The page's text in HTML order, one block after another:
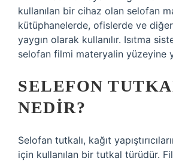
kullanılan bir cihaz olan selofan
kütüphanelerde, ofislerde ve
yaygın olarak kullanılır. Isıtma
selofan filmi materyalin yüzeyine
SELEFON
NEDIR?
Selofan tutkalı, kağıt
için kullanılan bir tutkal türüdür.